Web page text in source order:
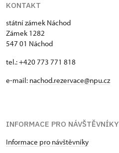
KONTAKT
státní zámek Náchod
Zámek 1282
547 01 Náchod
tel.: +420 773 771 818
e-mail: nachod.rezervace@npu.cz
INFORMACE PRO NÁVŠTĚVNÍKY
Informace pro návštěvníky